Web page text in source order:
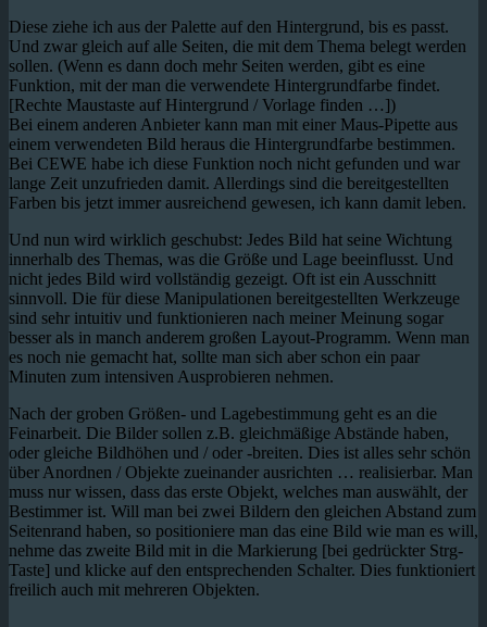
Diese ziehe ich aus der Palette auf den Hintergrund, bis es passt.
Und zwar gleich auf alle Seiten, die mit dem Thema belegt werden
sollen. (Wenn es dann doch mehr Seiten werden, gibt es eine
Funktion, mit der man die verwendete Hintergrundfarbe findet.
[Rechte Maustaste auf Hintergrund / Vorlage finden …])
Bei einem anderen Anbieter kann man mit einer Maus-Pipette aus
einem verwendeten Bild heraus die Hintergrundfarbe bestimmen.
Bei CEWE habe ich diese Funktion noch nicht gefunden und war
lange Zeit unzufrieden damit. Allerdings sind die bereitgestellten
Farben bis jetzt immer ausreichend gewesen, ich kann damit leben.
Und nun wird wirklich geschubst: Jedes Bild hat seine Wichtung
innerhalb des Themas, was die Größe und Lage beeinflusst. Und
nicht jedes Bild wird vollständig gezeigt. Oft ist ein Ausschnitt
sinnvoll. Die für diese Manipulationen bereitgestellten Werkzeuge
sind sehr intuitiv und funktionieren nach meiner Meinung sogar
besser als in manch anderem großen Layout-Programm. Wenn man
es noch nie gemacht hat, sollte man sich aber schon ein paar
Minuten zum intensiven Ausprobieren nehmen.
Nach der groben Größen- und Lagebestimmung geht es an die
Feinarbeit. Die Bilder sollen z.B. gleichmäßige Abstände haben,
oder gleiche Bildhöhen und / oder -breiten. Dies ist alles sehr schön
über Anordnen / Objekte zueinander ausrichten … realisierbar. Man
muss nur wissen, dass das erste Objekt, welches man auswählt, der
Bestimmer ist. Will man bei zwei Bildern den gleichen Abstand zum
Seitenrand haben, so positioniere man das eine Bild wie man es will,
nehme das zweite Bild mit in die Markierung [bei gedrückter Strg-
Taste] und klicke auf den entsprechenden Schalter. Dies funktioniert
freilich auch mit mehreren Objekten.